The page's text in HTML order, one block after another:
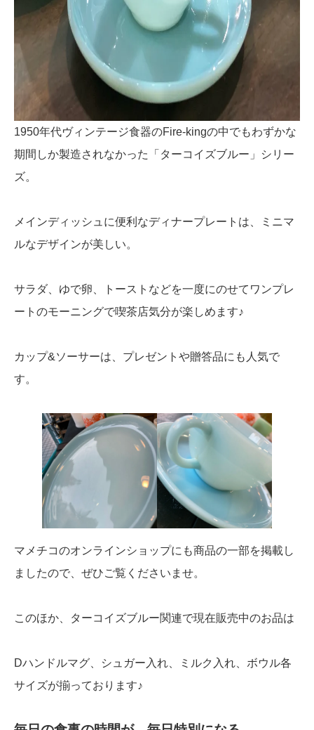
1950年代ヴィンテージ食器のFire-kingの中でもわずかな
期間しか製造されなかった「ターコイズブルー」シリー
ズ。
メインディッシュに便利なディナープレートは、ミニマ
ルなデザインが美しい。
サラダ、ゆで卵、トーストなどを一度にのせてワンプレ
ートのモーニングで喫茶店気分が楽しめます♪
カップ&ソーサーは、プレゼントや贈答品にも人気で
す。
マメチコのオンラインショップにも商品の一部を掲載し
ましたので、ぜひご覧くださいませ。
このほか、ターコイズブルー関連で現在販売中のお品は
Dハンドルマグ、シュガー入れ、ミルク入れ、ボウル各
サイズが揃っております♪